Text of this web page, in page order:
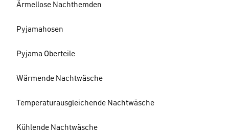
Ärmellose Nachthemden
Pyjamahosen
Pyjama Oberteile
Wärmende Nachtwäsche
Temperaturausgleichende Nachtwäsche
Kühlende Nachtwäsche